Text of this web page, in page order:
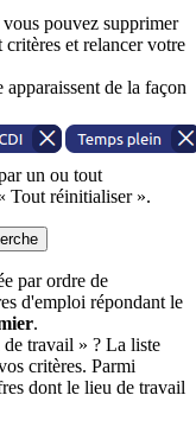
pouvez supprimer
et relancer votre
de la façon
un ou tout
Tout réinitialiser ».
par ordre de
d'emploi répondant le
.
travail » ? La liste
critères. Parmi
dont le lieu de travail